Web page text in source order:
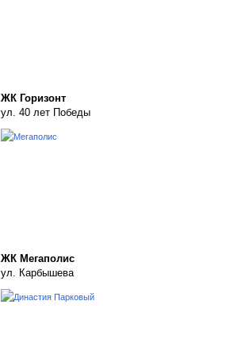
ЖК Горизонт
ул. 40 лет Победы
ЖК Мегаполис
ул. Карбышева